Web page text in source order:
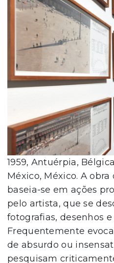
1959, Antuérpia,
México, México. A obra
baseia-se em ações
pelo artista, que se
fotografias, desenhos
Frequentemente
de absurdo ou
pesquisam